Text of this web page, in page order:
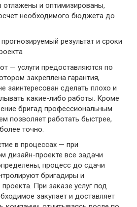
отлажены и оптимизированы,
необходимого бюджета до
результат и сроки
— услуги предоставляются по
закреплена гарантия,
заинтересован сделать плохо и
какие-либо работы. Кроме
бригад профессиональным
позволяет работать быстрее,
точно.
в процессах — при
дизайн-проекте все задачи
процесс до сдачи
бригадиры и
При заказе услуг под
закупает и доставляет